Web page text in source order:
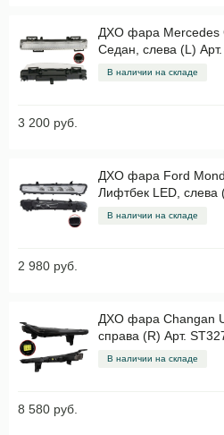
ДХО фара Mercedes C (W204) 2011-2015 FL
Седан, слева (L) Арт.
В наличии на складе
3 200 руб.
ДХО фара Ford Mondeo IV 2010-2014 FL
Лифтбек LED, слева
В наличии на складе
2 980 руб.
ДХО фара Changan UNI-T 2020-2023,
справа (R) Арт.
В наличии на складе
8 580 руб.